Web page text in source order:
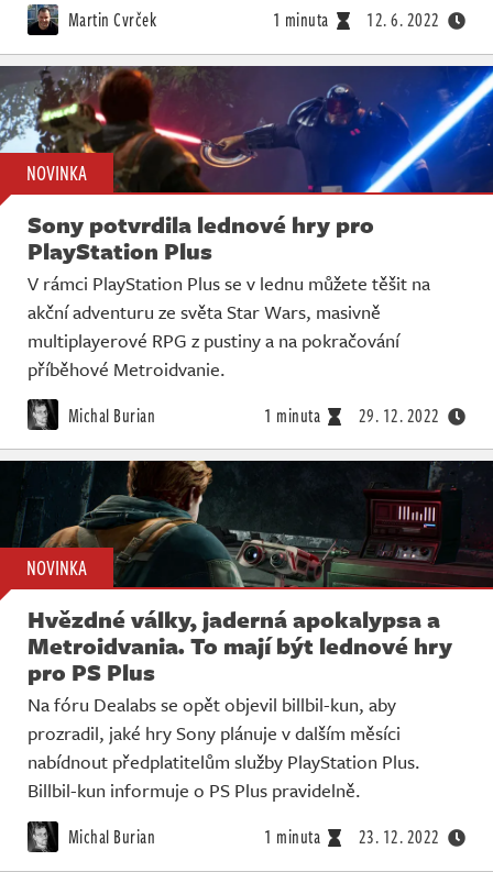
Martin Cvrček 1 minuta 12. 6. 2022
NOVINKA
Sony potvrdila lednové hry pro
PlayStation Plus
V rámci PlayStation Plus se v lednu můžete těšit na
akční adventuru ze světa Star Wars, masivně
multiplayerové RPG z pustiny a na pokračování
příběhové Metroidvanie.
Michal Burian 1 minuta 29. 12. 2022
NOVINKA
Hvězdné války, jaderná apokalypsa a
Metroidvania. To mají být lednové hry
pro PS Plus
Na fóru Dealabs se opět objevil billbil-kun, aby
prozradil, jaké hry Sony plánuje v dalším měsíci
nabídnout předplatitelům služby PlayStation Plus.
Billbil-kun informuje o PS Plus pravidelně.
Michal Burian 1 minuta 23. 12. 2022